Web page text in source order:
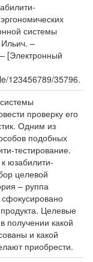
системы
–
[Электронный
123456789/35796.
проверку его
Одним из
подобных
тестирование.
юзабилити-
целевой
– руппа
Целевые
получении какой
и какой
приобрести.